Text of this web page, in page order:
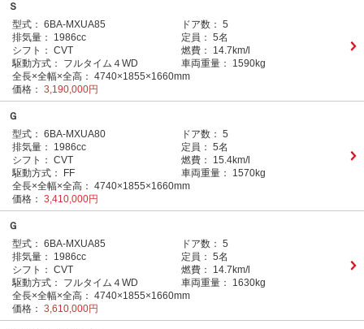
Ｓ
型式： 6BA-MXUA85 ドア数： 5
排気量：
1986cc 定員： 5名
シフト： CVT 燃費：
14.7km/l
駆動方式：
フルタイム４WD 車両重量：
1590kg
全長×全幅×全高： 4740×1855×1660mm
価格： 3,190,000円
Ｇ
型式： 6BA-MXUA80 ドア数： 5
排気量：
1986cc 定員： 5名
シフト： CVT 燃費：
15.4km/l
駆動方式：
FF 車両重量：
1570kg
全長×全幅×全高： 4740×1855×1660mm
価格： 3,410,000円
Ｇ
型式： 6BA-MXUA85 ドア数： 5
排気量：
1986cc 定員： 5名
シフト： CVT 燃費：
14.7km/l
駆動方式：
フルタイム４WD 車両重量：
1630kg
全長×全幅×全高： 4740×1855×1660mm
価格： 3,610,000円